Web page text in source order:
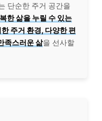
단순한 주거 공간을
한 삶을 누릴 수 있는
주거 환경, 다양한 편
족스러운 삶을 선사할